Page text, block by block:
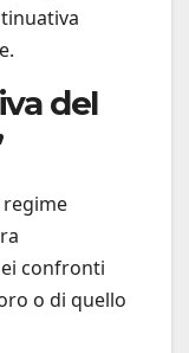
del
regime
confronti
o di quello